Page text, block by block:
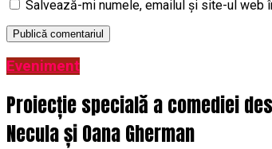
Salvează-mi numele, emailul și site-ul web
Eveniment
Proiecție specială a comediei
Necula și Oana Gherman